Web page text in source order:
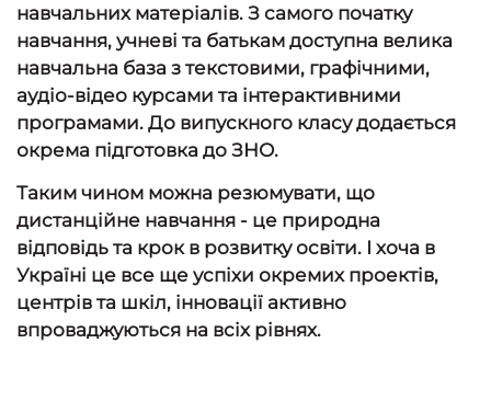
навчальних матеріалів. З самого початку
навчання, учневі та батькам доступна велика
навчальна база з текстовими, графічними,
аудіо-відео курсами та інтерактивними
програмами. До випускного класу додається
окрема підготовка до ЗНО.
Таким чином можна резюмувати, що
дистанційне навчання - це природна
відповідь та крок в розвитку освіти. І хоча в
Україні це все ще успіхи окремих проектів,
центрів та шкіл, інновації активно
впроваджуються на всіх рівнях.